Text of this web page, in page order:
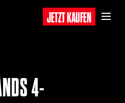
JETZT KAUFEN
4-